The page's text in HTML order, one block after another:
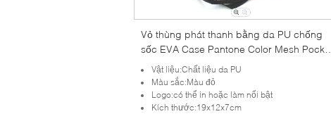
Vỏ thùng phát thanh bằng da PU chống
sốc EVA Case Pantone Color Mesh Pocket
Eva Hard Case Vỏ thùng phát thanh chống
sốc Case/Bag With Strap BY vật liệu da PU
Vật liệu:Chất liệu da PU
Màu sắc:Màu đỏ
Logo:có thể in hoặc làm nổi bật
Kích thước:19x12x7cm